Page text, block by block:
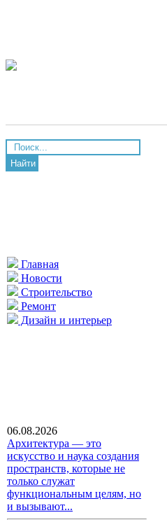
Найти
Главная
Новости
Строительство
Ремонт
Дизайн и интерьер
06.08.2026
Архитектура — это
искусство и наука создания
пространств, которые не
только служат
функциональным целям, но
и вызывают...